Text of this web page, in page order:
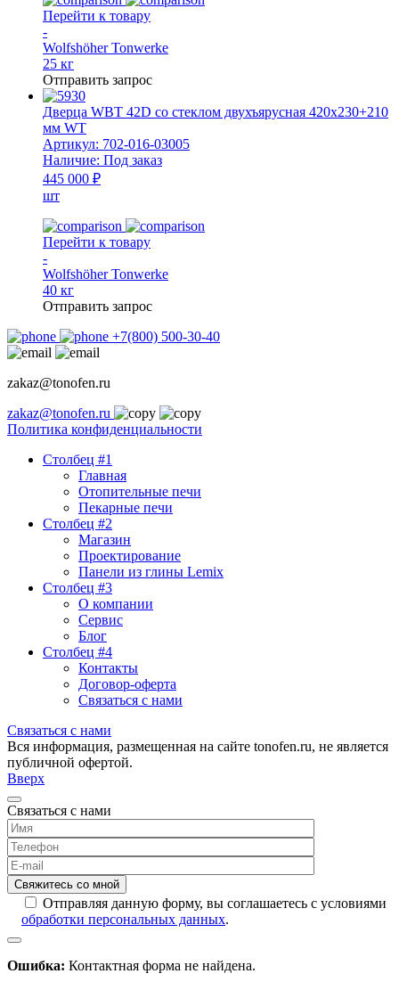
Перейти к товару
-
Wolfshöher Tonwerke
25 кг
Отправить запрос
Дверца WBT 42D со стеклом двухъярусная 420x230+210
мм WT
Артикул: 702-016-03005
Наличие: Под заказ
445 000 ₽
шт
Перейти к товару
-
Wolfshöher Tonwerke
40 кг
Отправить запрос
+7(800) 500-30-40
zakaz@tonofen.ru
zakaz@tonofen.ru
Политика конфиденциальности
Столбец #1
Главная
Отопительные печи
Пекарные печи
Столбец #2
Магазин
Проектирование
Панели из глины Lemix
Столбец #3
О компании
Сервис
Блог
Столбец #4
Контакты
Договор-оферта
Связаться с нами
Связаться с нами
Вся информация, размещенная на сайте tonofen.ru, не является
публичной офертой.
Вверх
Связаться с нами
Отправляя данную форму, вы соглашаетесь с условиями
обработки персональных данных.
Ошибка: Контактная форма не найдена.